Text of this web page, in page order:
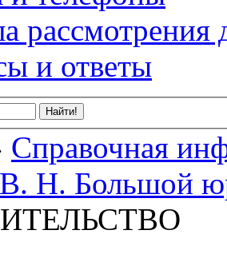
рассмотрения
и ответы
Справочная
Н. Большой